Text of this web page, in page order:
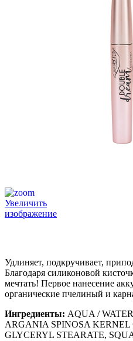
Увеличить
изображение
Удлиняет, подкручивает,
Благодаря силиконовой
мечтать! Первое нанесение
органические пчелиный и
Ингредиенты: AQUA /
ARGANIA SPINOSA
GLYCERYL STEARATE,